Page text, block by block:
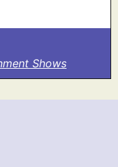
Shows